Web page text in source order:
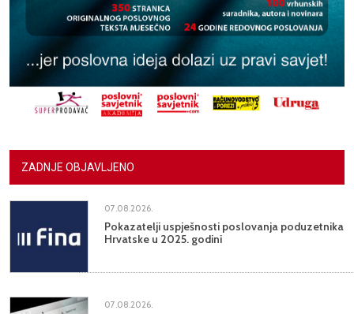
ZADNJE OBJAVLJENO
07.08.2026.
Pokazatelji uspješnosti poslovanja poduzetnika
Hrvatske u 2025. godini
07.08.2026.